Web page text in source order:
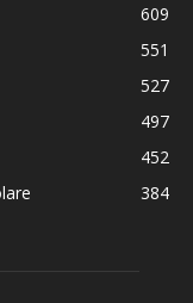
609
551
527
497
452
384